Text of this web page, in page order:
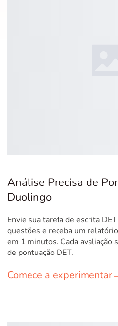
Análise Precisa de
Duolingo
Envie sua tarefa de escrita
questões e receba um
em 1 minutos. Cada avaliação
de pontuação DET.
Comece a experimentar